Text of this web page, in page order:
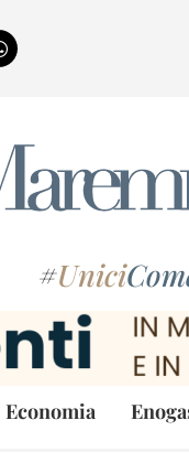
#Unici
Economia